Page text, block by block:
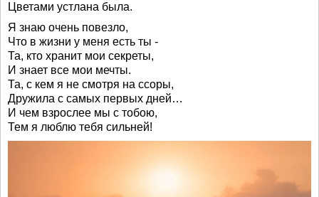
Цветами устлана была.
Я знаю очень повезло,
Что в жизни у меня есть ты -
Та, кто хранит мои секреты,
И знает все мои мечты.
Та, с кем я не смотря на ссоры,
Дружила с самых первых дней…
И чем взрослее мы с тобою,
Тем я люблю тебя сильней!